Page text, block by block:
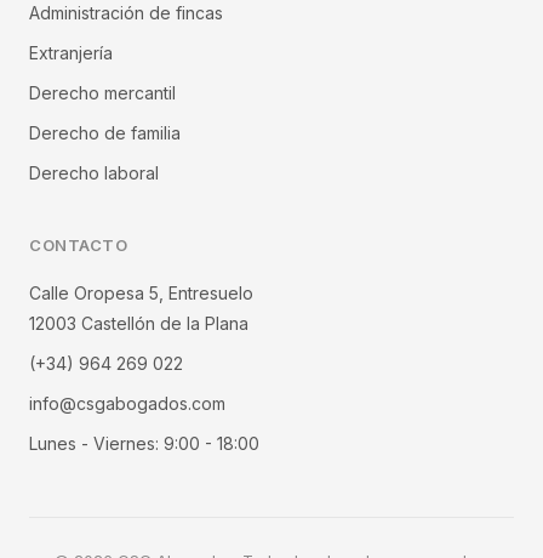
Administración de fincas
Extranjería
Derecho mercantil
Derecho de familia
Derecho laboral
CONTACTO
Calle Oropesa 5, Entresuelo
12003 Castellón de la Plana
(+34) 964 269 022
info@csgabogados.com
Lunes - Viernes: 9:00 - 18:00